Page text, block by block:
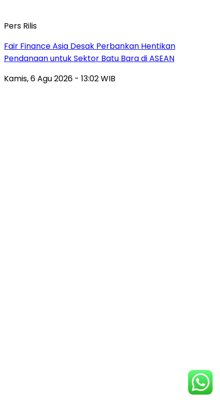
Pers Rilis
Fair Finance Asia Desak Perbankan Hentikan
Pendanaan untuk Sektor Batu Bara di ASEAN
Kamis, 6 Agu 2026 - 13:02 WIB